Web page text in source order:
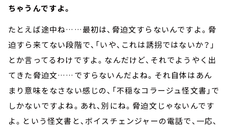
ちゃうんですよ。
たとえば途中ね……最初は、脅迫文すらないんですよ。脅
迫すら来てない段階で、「いや、これは誘拐ではないか？」
とか言ってるわけですよ。なんだけど、それでようやく出
てきた脅迫文……ですらないんだよね。それ自体はあん
まり意味をなさない感じの、「不穏なコラージュ怪文書」で
しかないですよね。あれ、別にね。脅迫文じゃないんです
よ。という怪文書と、ボイスチェンジャーの電話で、一応、